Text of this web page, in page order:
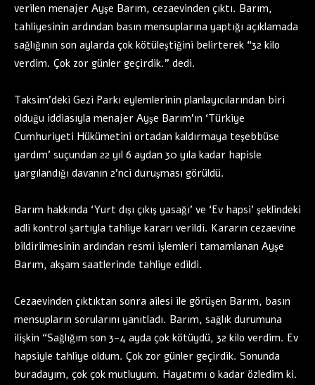
verilen menajer Ayşe Barım, cezaevinden çıktı. Barım,
tahliyesinin ardından basın mensuplarına yaptığı açıklamada
sağlığının son aylarda çok kötüleştiğini belirterek “32 kilo
verdim. Çok zor günler geçirdik.” dedi.
Taksim’deki Gezi Parkı eylemlerinin planlayıcılarından biri
olduğu iddiasıyla menajer Ayşe Barım’ın ‘Türkiye
Cumhuriyeti Hükümetini ortadan kaldırmaya teşebbüse
yardım’ suçundan 22 yıl 6 aydan 30 yıla kadar hapisle
yargılandığı davanın 2’nci duruşması görüldü.
Barım hakkında ‘Yurt dışı çıkış yasağı’ ve ‘Ev hapsi’ şeklindeki
adli kontrol şartıyla tahliye kararı verildi. Kararın cezaevine
bildirilmesinin ardından resmi işlemleri tamamlanan Ayşe
Barım, akşam saatlerinde tahliye edildi.
Cezaevinden çıktıktan sonra ailesi ile görüşen Barım, basın
mensupların sorularını yanıtladı. Barım, sağlık durumuna
ilişkin “Sağlığım son 3-4 ayda çok kötüydü, 32 kilo verdim. Ev
hapsiyle tahliye oldum. Çok zor günler geçirdik. Sonunda
buradayım, çok çok mutluyum. Hayatımı o kadar özledim ki.